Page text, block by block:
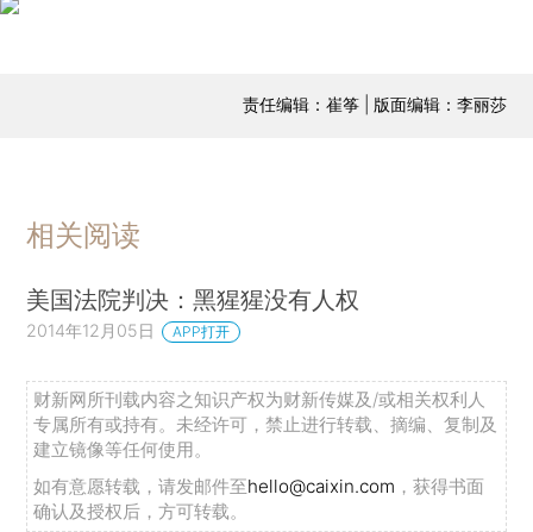
责任编辑：崔筝 | 版面编辑：李丽莎
相关阅读
美国法院判决：黑猩猩没有人权
2014年12月05日 APP打开
财新网所刊载内容之知识产权为财新传媒及/或相关权利人
专属所有或持有。未经许可，禁止进行转载、摘编、复制及
建立镜像等任何使用。
如有意愿转载，请发邮件至hello@caixin.com ，获得书面
确认及授权后，方可转载。